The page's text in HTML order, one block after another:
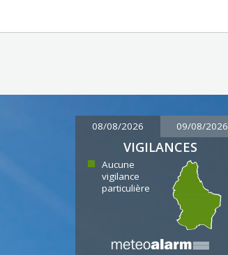
08/08/2026 09/08/2026
VIGILANCES
Aucune
vigilance
particulière